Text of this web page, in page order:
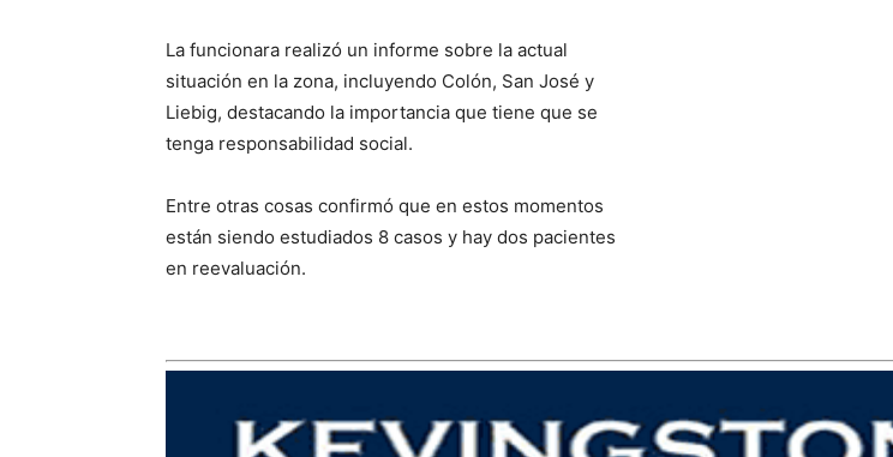
La funcionara realizó un informe sobre la actual
situación en la zona, incluyendo Colón, San José y
Liebig, destacando la importancia que tiene que se
tenga responsabilidad social.
Entre otras cosas confirmó que en estos momentos
están siendo estudiados 8 casos y hay dos pacientes
en reevaluación.